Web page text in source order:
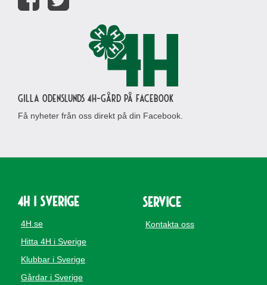
Gilla Odenslunds 4H-gård på Facebook
Få nyheter från oss direkt på din Facebook.
4H i Sverige
4H.se
Hitta 4H i Sverige
Klubbar i Sverige
Gårdar i Sverige
Service
Kontakta oss